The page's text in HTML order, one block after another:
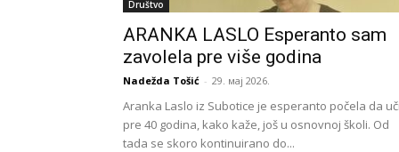
Društvo
ARANKA LASLO Esperanto sam
zavolela pre više godina
Nadežda Tošić - 29. мај 2026.
Aranka Laslo iz Subotice je esperanto počela da
pre 40 godina, kako kaže, još u osnovnoj školi. Od
tada se skoro kontinuirano do...